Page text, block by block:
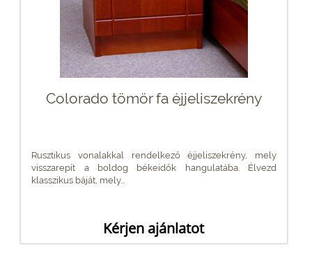
Colorado tömör fa éjjeliszekrény
Rusztikus vonalakkal rendelkező éjjeliszekrény, mely
visszarepít a boldog békeidők hangulatába. Élvezd
klasszikus báját, mely...
Kérjen ajánlatot